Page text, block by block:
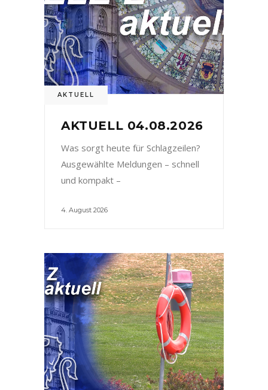
AKTUELL
AKTUELL 04.08.2026
Was sorgt heute für Schlagzeilen?
Ausgewählte Meldungen – schnell
und kompakt –
4. August 2026